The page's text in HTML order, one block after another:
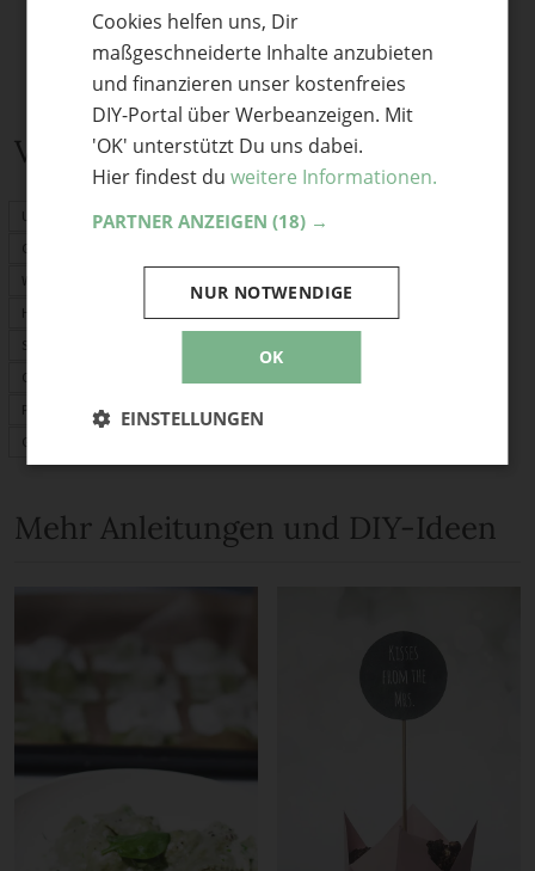
Verwandte Themen
Upcycling
Garten
Weihnachten
Herbst
Schmuck
Origami
Papier falten
Geburtstagskarte
Mehr Anleitungen und DIY-Ideen
Cookies helfen uns, Dir
maßgeschneiderte Inhalte anzubieten
und finanzieren unser kostenfreies
DIY-Portal über Werbeanzeigen. Mit
'OK' unterstützt Du uns dabei.
Hier findest du weitere Informationen.
PARTNER ANZEIGEN (18) →
OK
NUR NOTWENDIGE
EINSTELLUNGEN